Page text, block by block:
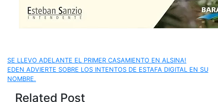
Navegación
de
SE LLEVO ADELANTE EL PRIMER CASAMIENTO EN ALSINA!
EDEN ADVIERTE SOBRE LOS INTENTOS DE ESTAFA DIGITAL EN SU
NOMBRE.
Related Post